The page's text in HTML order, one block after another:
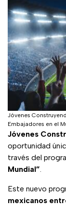
Jóvenes
Embajadores en el
Jóvenes
oportunidad
través del
Mundial”.
Este nuevo
mexicanos